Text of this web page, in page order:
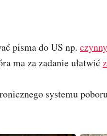
pisma do US np.
ma za zadanie ułatwić
systemu